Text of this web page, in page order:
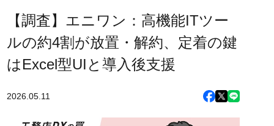
【調査】エニワン：高機能ITツー
ルの約4割が放置・解約、定着の鍵
はExcel型UIと導入後支援
2026.05.11